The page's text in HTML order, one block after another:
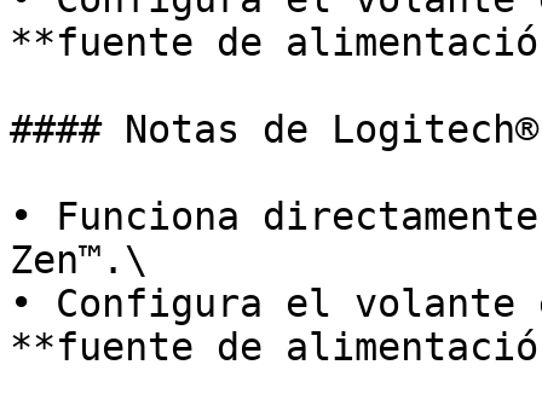
**fuente de
#### Notas de Logitech®
• Funciona
Zen™.\
• Configura el volante
**fuente de